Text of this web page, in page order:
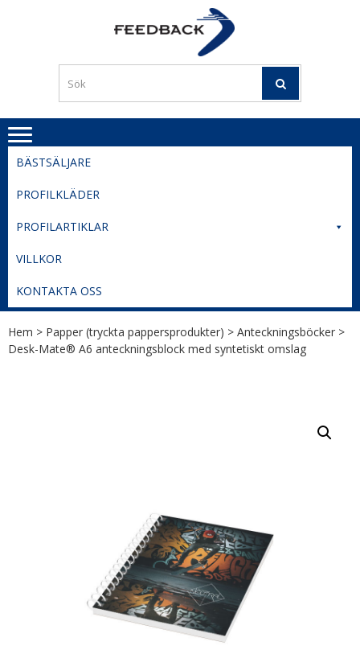
TIL
BESTE
PRISER
BÄSTSÄLJARE
PROFILKLÄDER
PROFILARTIKLAR
VILLKOR
KONTAKTA OSS
Hem > Papper (tryckta pappersprodukter) > Anteckningsböcker >
Desk-Mate® A6 anteckningsblock med syntetiskt omslag